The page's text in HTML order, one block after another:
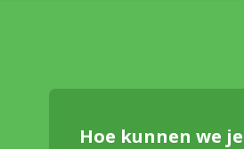
Hoe kunnen we